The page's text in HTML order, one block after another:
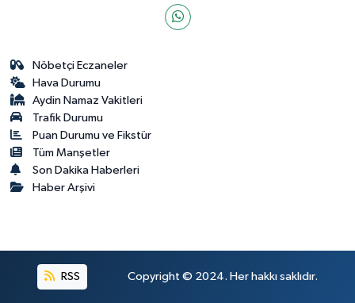
Nöbetçi Eczaneler
Hava Durumu
Aydin Namaz Vakitleri
Trafik Durumu
Puan Durumu ve Fikstür
Tüm Manşetler
Son Dakika Haberleri
Haber Arşivi
RSS Copyright © 2024. Her hakkı saklıdır.